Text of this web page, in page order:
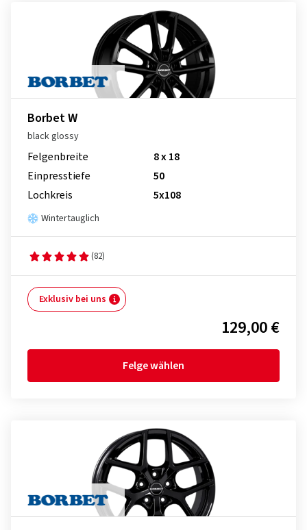
Borbet W
black glossy
Felgenbreite
8 x 18
Einpresstiefe
50
Lochkreis
5x108
Wintertauglich
(82)
Exklusiv bei uns
129,00 €
Felge wählen